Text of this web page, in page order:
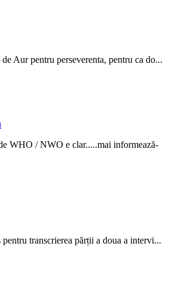
Aur pentru perseverenta, pentru ca do...
WHO / NWO e clar.....mai informează-
transcrierea părții a doua a intervi...